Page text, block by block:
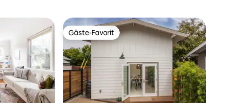
Gäste-Favorit
Gäste-Favorit